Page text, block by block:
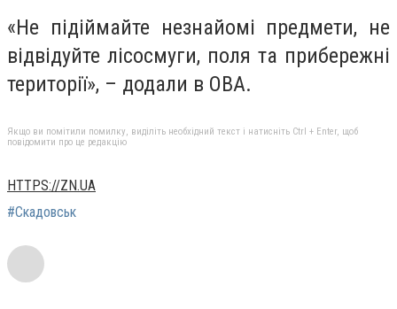
«Не підіймайте незнайомі предмети, не
відвідуйте лісосмуги, поля та прибережні
території», – додали в ОВА.
Якщо ви помітили помилку, виділіть необхідний текст і натисніть Ctrl + Enter, щоб
повідомити про це редакцію
HTTPS://ZN.UA
#Скадовськ